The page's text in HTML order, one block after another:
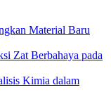
Material Baru
Zat Berbahaya pada
Kimia dalam